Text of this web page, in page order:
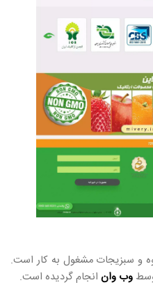
و سبزیجات مشغول به کار است.
وب وان انجام گردیده است.